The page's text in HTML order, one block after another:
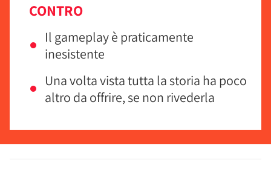
CONTRO
Il gameplay è praticamente
inesistente
Una volta vista tutta la storia ha poco
altro da offrire, se non rivederla